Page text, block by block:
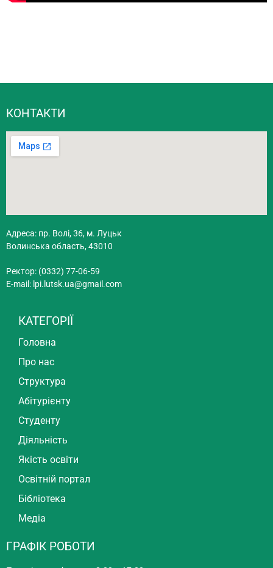
КОНТАКТИ
Адреса: пр. Волі, 36, м. Луцьк
Волинська область, 43010
Ректор: (0332) 77-06-59
E-mail: lpi.lutsk.ua@gmail.com
КАТЕГОРІЇ
Головна
Про нас
Структура
Абітурієнту
Студенту
Діяльність
Якість освіти
Освітній портал
Бібліотека
Медіа
ГРАФІК РОБОТИ